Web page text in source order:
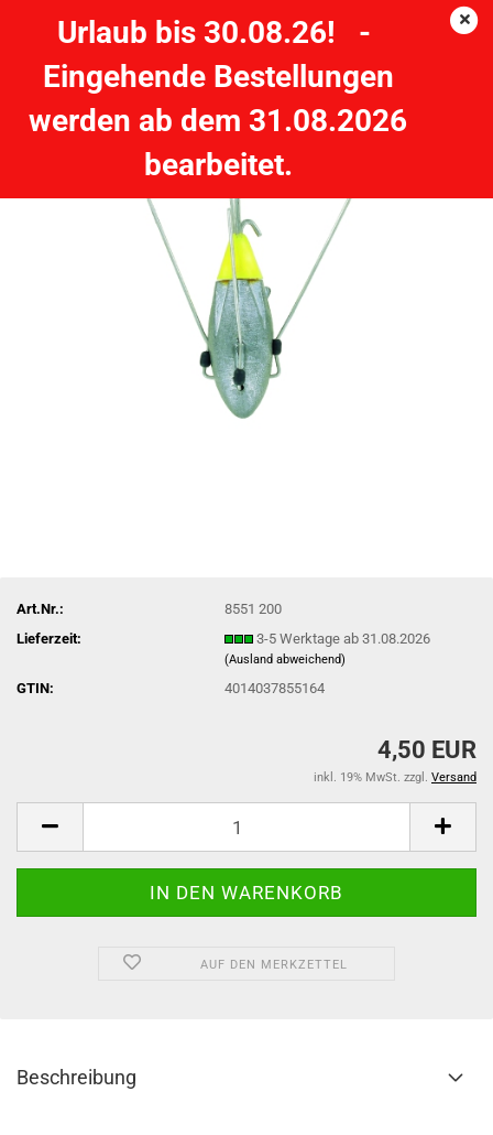
Urlaub bis 30.08.26! -
Eingehende Bestellungen
werden ab dem 31.08.2026
bearbeitet.
DEGA-JENZI Brandungsblei Krallenblei 200g
Art.Nr.:
8551 200
Lieferzeit:
3-5 Werktage ab 31.08.2026
(Ausland abweichend)
GTIN: 4014037855164
4,50 EUR
inkl. 19% MwSt. zzgl. Versand
AUF DEN MERKZETTEL
Beschreibung